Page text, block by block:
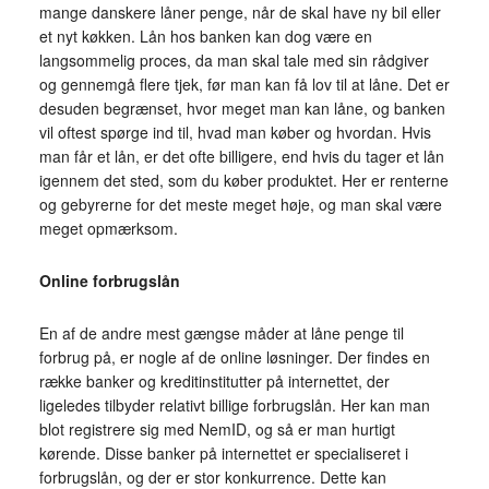
mange danskere låner penge, når de skal have ny bil eller
et nyt køkken. Lån hos banken kan dog være en
langsommelig proces, da man skal tale med sin rådgiver
og gennemgå flere tjek, før man kan få lov til at låne. Det er
desuden begrænset, hvor meget man kan låne, og banken
vil oftest spørge ind til, hvad man køber og hvordan. Hvis
man får et lån, er det ofte billigere, end hvis du tager et lån
igennem det sted, som du køber produktet. Her er renterne
og gebyrerne for det meste meget høje, og man skal være
meget opmærksom.
Online forbrugslån
En af de andre mest gængse måder at låne penge til
forbrug på, er nogle af de online løsninger. Der findes en
række banker og kreditinstitutter på internettet, der
ligeledes tilbyder relativt billige forbrugslån. Her kan man
blot registrere sig med NemID, og så er man hurtigt
kørende. Disse banker på internettet er specialiseret i
forbrugslån, og der er stor konkurrence. Dette kan